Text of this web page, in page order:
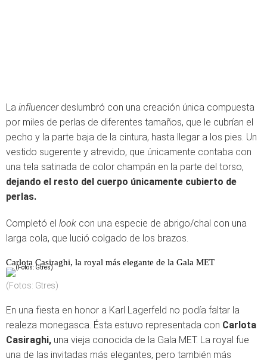
La influencerdeslumbró con una creación única compuesta
por miles de perlas de diferentes tamaños, que le cubrían el
pecho y la parte baja de la cintura, hasta llegar a los pies. Un
vestido sugerente y atrevido, que únicamente contaba con
una tela satinada de color champán en la parte del torso,
dejando el resto del cuerpo únicamente cubierto de
perlas.
Completó el look con una especie de abrigo/chal con una
larga cola, que lució colgado de los brazos.
Carlota Casiraghi, la royal más elegante de la Gala MET
(Fotos: Gtres)
En una fiesta en honor a Karl Lagerfeld no podía faltar la
realeza monegasca. Ésta estuvo representada con Carlota
Casiraghi, una vieja conocida de la Gala MET. La royal fue
una de las invitadas más elegantes, pero también más